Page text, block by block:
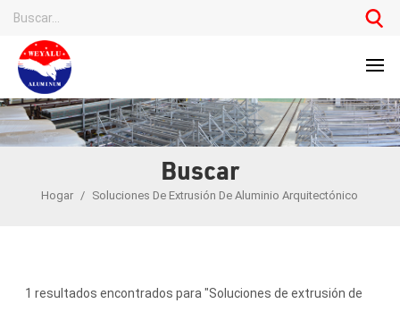
Buscar
Hogar / Soluciones De Extrusión De Aluminio Arquitectónico
1 resultados encontrados para "Soluciones de extrusión de